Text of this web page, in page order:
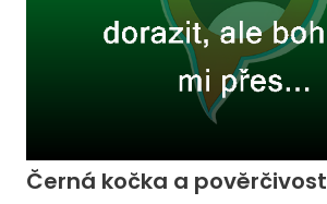
Černá kočka a pověrčivost